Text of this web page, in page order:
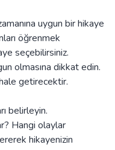
uygun bir hikaye
öğrenmek
seçebilirsiniz.
olmasına dikkat edin.
getirecektir.
belirleyin.
Hangi olaylar
hikayenizin